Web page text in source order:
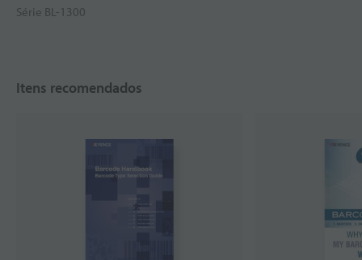
Série BL-1300
Itens recomendados